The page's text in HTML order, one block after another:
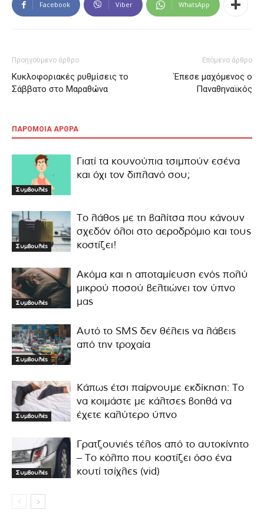
Facebook Viber WhatsApp
Προηγούμενο άρθρο
Κυκλοφοριακές ρυθμίσεις το
Σάββατο στο Μαραθώνα
Επόμενο άρθρο
Έπεσε μαχόμενος ο
Παναθηναϊκός
ΠΑΡΟΜΟΙΑ ΑΡΘΡΑ
Συμβουλές
Γιατί τα κουνούπια τσιμπούν εσένα
και όχι τον διπλανό σου;
Συμβουλές
Το λάθος με τη βαλίτσα που κάνουν
σχεδόν όλοι στο αεροδρόμιο και τους
κοστίζει!
Συμβουλές
Ακόμα και η αποταμίευση ενός πολύ
μικρού ποσού βελτιώνει τον ύπνο
μας
Συμβουλές
Αυτό το SMS δεν θέλεις να λάβεις
από την τροχαία
Συμβουλές
Κάπως έτσι παίρνουμε εκδίκηση: Το
να κοιμάστε με κάλτσες βοηθά να
έχετε καλύτερο ύπνο
Συμβουλές
Γρατζουνιές τέλος από το αυτοκίνητο
– Το κόλπο που κοστίζει όσο ένα
κουτί τσίχλες (vid)